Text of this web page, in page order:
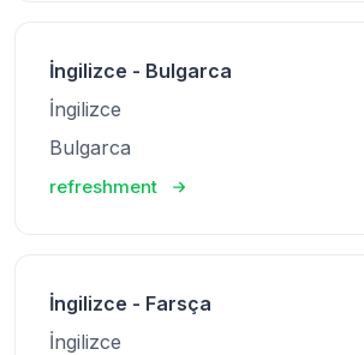
İngilizce - Bulgarca
İngilizce
Bulgarca
refreshment
İngilizce - Farsça
İngilizce